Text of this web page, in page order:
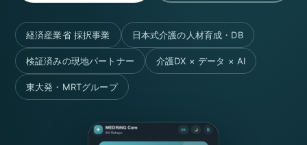
経済産業省 採択事業 日本式介護の人材育成・DB
検証済みの現地パートナー 介護DX × データ × AI
東大発・MRTグループ